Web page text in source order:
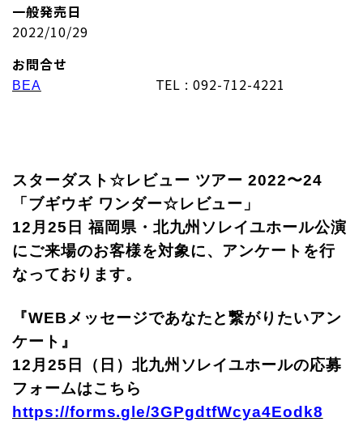
一般発売日
2022/10/29
お問合せ
BEA TEL : 092-712-4221
スターダスト☆レビュー ツアー 2022〜24
「ブギウギ ワンダー☆レビュー」
12月25日 福岡県・北九州ソレイユホール公演
にご来場のお客様を対象に、アンケートを行
なっております。
『WEBメッセージであなたと繋がりたいアン
ケート』
12月25日（日）北九州ソレイユホールの応募
フォームはこちら
https://forms.gle/3GPgdtfWcya4Eodk8